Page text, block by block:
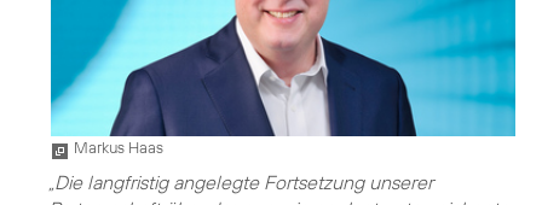
Markus Haas
„Die langfristig angelegte Fortsetzung unserer